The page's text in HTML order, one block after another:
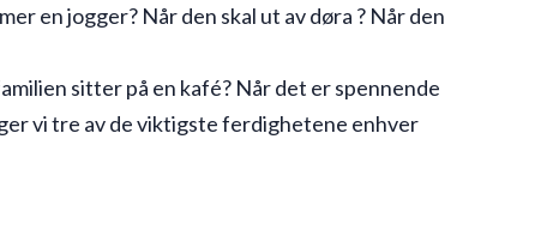
en jogger? Når den skal ut av døra ? Når den
sitter på en kafé? Når det er spennende
vi tre av de viktigste ferdighetene enhver